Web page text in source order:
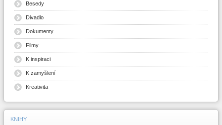
Besedy
Divadlo
Dokumenty
Filmy
K inspiraci
K zamyšlení
Kreativita
KNIHY